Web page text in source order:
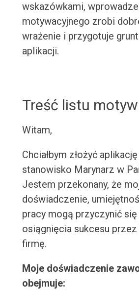
wskazówkami,
motywacyjnego zrobi
wrażenie i przygotuje
aplikacji.
Treść listu
Witam,
Chciałbym złożyć
stanowisko Marynarz w
Jestem przekonany, że
doświadczenie,
pracy mogą przyczynić się
osiągnięcia sukcesu
firmę.
Moje doświadczenie
obejmuje: